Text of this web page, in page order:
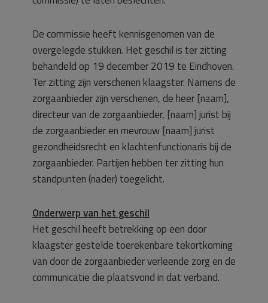
De commissie heeft kennisgenomen van de
overgelegde stukken. Het geschil is ter zitting
behandeld op 19 december 2019 te Eindhoven.
Ter zitting zijn verschenen klaagster. Namens de
zorgaanbieder zijn verschenen, de heer [naam],
directeur van de zorgaanbieder, [naam] jurist bij
de zorgaanbieder en mevrouw [naam] jurist
gezondheidsrecht en klachtenfunctionaris bij de
zorgaanbieder. Partijen hebben ter zitting hun
standpunten (nader) toegelicht.
Onderwerp van het geschil
Het geschil heeft betrekking op een door
klaagster gestelde toerekenbare tekortkoming
van door de zorgaanbieder verleende zorg en de
communicatie die plaatsvond in dat verband.